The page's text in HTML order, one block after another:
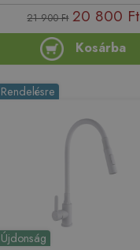
21 900 Ft 20 800 Ft
Kosárba
Újdonság
Rendelésre